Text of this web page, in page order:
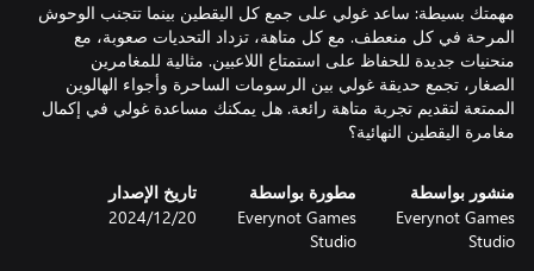
مهمتك بسيطة: ساعد غولي على جمع كل اليقطين بينما تتجنب الوحوش
المرحة في كل منعطف. مع كل متاهة، تزداد التحديات صعوبة، مع
منحنيات جديدة للحفاظ على استمتاع اللاعبين. مثالية للمغامرين
الصغار، تجمع حديقة غولي بين الرسومات الساحرة وأجواء الهالوين
الممتعة لتقديم تجربة متاهة رائعة. هل يمكنك مساعدة غولي في إكمال
مغامرة اليقطين النهائية؟
منشور بواسطة
Everynot Games
Studio
مطورة بواسطة
Everynot Games
Studio
تاريخ الإصدار
20‏/12‏/2024